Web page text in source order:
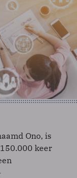
Ono, is
keer